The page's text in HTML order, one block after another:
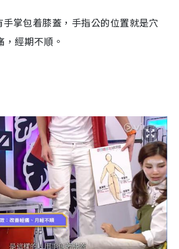
掌包着膝蓋，手指公的位置就是穴
經期不順。